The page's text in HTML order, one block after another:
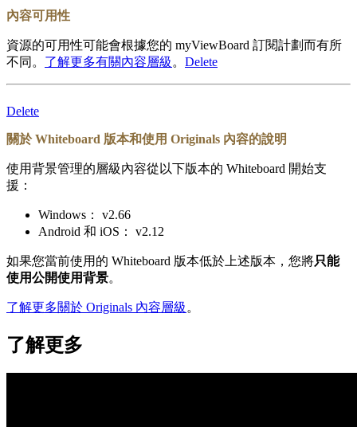
內容可用性
資源的可用性可能會根據您的 myViewBoard 訂閱計劃而有所
不同。 了解更多有關內容層級 。 Delete
Delete
關於 Whiteboard 版本和使用 Originals 內容的說明
使用背景管理的層級內容從以下版本的 Whiteboard 開始支
援：
Windows： v2.66
Android 和 iOS： v2.12
如果您當前使用的 Whiteboard 版本低於上述版本，您將只能
使用公開使用背景。
了解更多關於 Originals 內容層級 。
了解更多